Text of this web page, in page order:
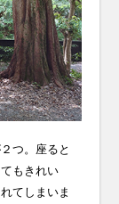
つ。座ると
もきれい
てしまいま